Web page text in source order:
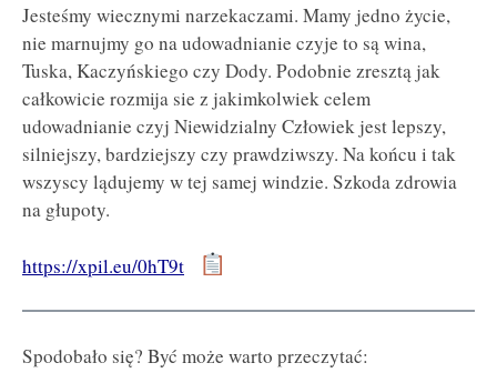
Jesteśmy wiecznymi narzekaczami. Mamy jedno życie,
nie marnujmy go na udowadnianie czyje to są wina,
Tuska, Kaczyńskiego czy Dody. Podobnie zresztą jak
całkowicie rozmija sie z jakimkolwiek celem
udowadnianie czyj Niewidzialny Człowiek jest lepszy,
silniejszy, bardziejszy czy prawdziwszy. Na końcu i tak
wszyscy lądujemy w tej samej windzie. Szkoda zdrowia
na głupoty.
https://xpil.eu/0hT9t
Spodobało się? Być może warto przeczytać: